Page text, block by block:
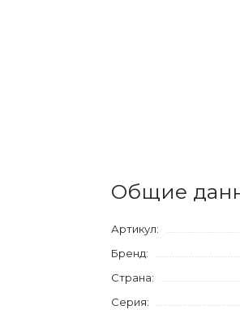
Общие
Артикул:
Бренд:
Страна:
Серия: